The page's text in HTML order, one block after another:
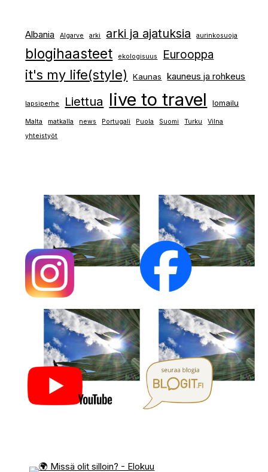
Albania Algarve arki arki ja ajatuksia aurinkosuoja
blogihaasteet ekologisuus Eurooppa
it's my life(style) Kaunas kauneus ja rohkeus
lapsiperhe Liettua live to travel lomailu
Malta matkalla news Portugali Puola Suomi Turku
Vilna
yhteistyöt